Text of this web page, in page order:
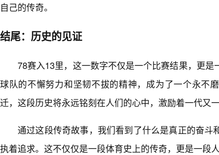
自己的传奇。
结尾：历史的见证
78赛入13里，这一数字不仅是一个比赛结果，更
球队的不懈努力和坚韧不拔的精神，成为了一个永不
迁，这段历史将永远铭刻在人们的心中，激励着一代又
通过这段传奇故事，我们看到了什么是真正的奋斗
执着追求。这不仅仅是一段体育史上的传奇，更是一段